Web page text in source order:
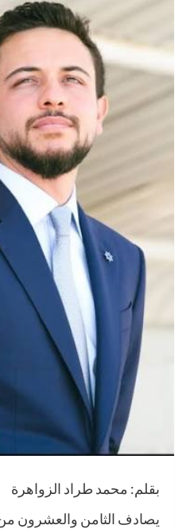
بقلم: محمد طراد الزواهرة
يصادف الثامن والعشرون